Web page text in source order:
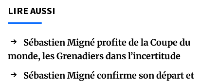
LIRE AUSSI
Sébastien Migné profite de la Coupe du
monde, les Grenadiers dans l’incertitude
Sébastien Migné confirme son départ et